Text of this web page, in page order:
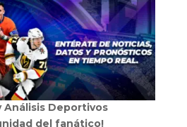
Análisis Deportivos
del fanático!